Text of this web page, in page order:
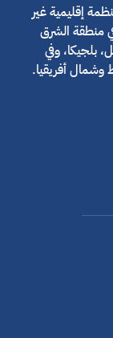
إقليمية غير
منطقة الشرق
بلجيكا، وفي
وشمال أفريقيا.